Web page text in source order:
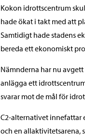
Kokon idrottscentrum
hade ökat i takt med att
Samtidigt hade stadens
bereda ett ekonomiskt
Nämnderna har nu
anlägga ett
svarar mot de mål för
C2-alternativet innefattar
och en allaktivitetsarena,